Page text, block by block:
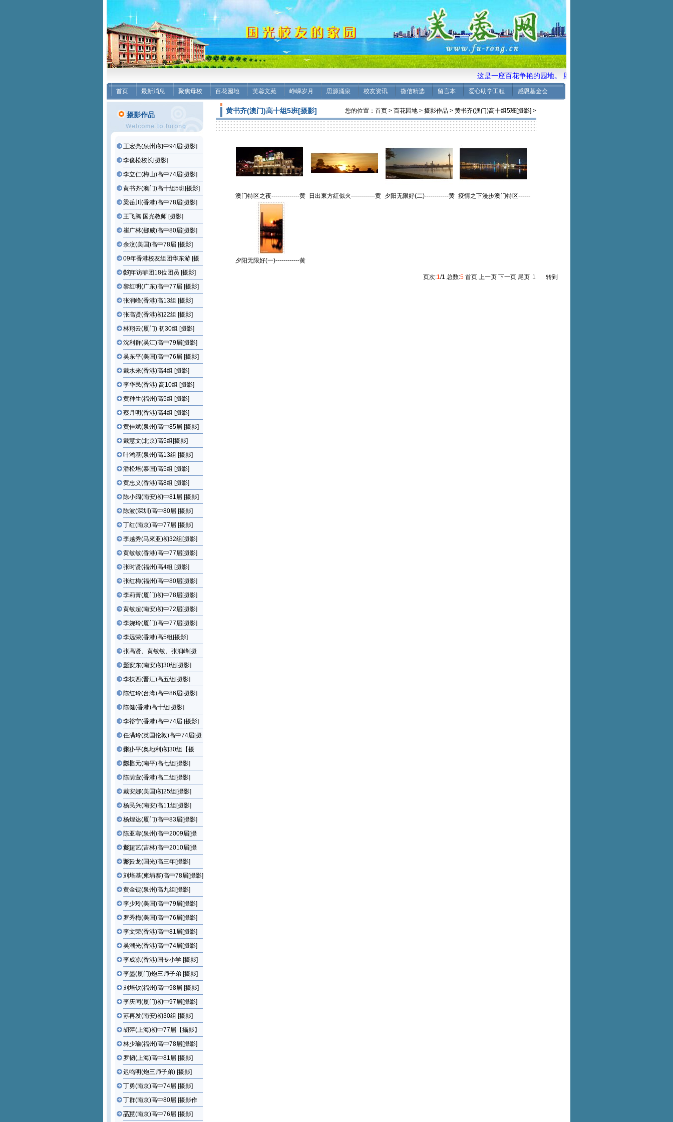
这是一座百花争艳的园地。 愿校友们共同来耕耘培土、施
首页 最新消息 聚焦母校 百花园地 芙蓉文苑 峥嵘岁月 思源涌泉 校友资讯 微信精选 留言本 爱心助学工程 感恩基金会
摄影作品
王宏亮(泉州)初中94届[摄影]
李俊松校长[摄影]
李立仁(梅山)高中74届[摄影]
黄书齐(澳门)高十组5班[摄影]
梁岳川(香港)高中78届[摄影]
王飞腾 国光教师 [摄影]
崔广林(挪威)高中80届[摄影]
余汶(美国)高中78届 [摄影]
09年香港校友组团华东游 [摄
影]
07年访菲团18位团员 [摄影]
黎红明(广东)高中77届 [摄影]
张润峰(香港)高13组 [摄影]
张高贤(香港)初22组 [摄影]
林翔云(厦门) 初30组 [摄影]
沈利群(吴江)高中79届[摄影]
吴东平(美国)高中76届 [摄影]
戴水来(香港)高4组 [摄影]
李华民(香港) 高10组 [摄影]
黄种生(福州)高5组 [摄影]
蔡月明(香港)高4组 [摄影]
黄佳斌(泉州)高中85届 [摄影]
戴慧文(北京)高5组[摄影]
叶鸿基(泉州)高13组 [摄影]
潘松培(泰国)高5组 [摄影]
黄忠义(香港)高8组 [摄影]
陈小阔(南安)初中81届 [摄影]
陈波(深圳)高中80届 [摄影]
丁红(南京)高中77届 [摄影]
李越秀(马來亚)初32组[摄影]
黄敏敏(香港)高中77届[摄影]
张时贤(福州)高4组 [摄影]
张红梅(福州)高中80届[摄影]
李莉菁(厦门)初中78届[摄影]
黄敏超(南安)初中72届[摄影]
李婉玲(厦门)高中77届[摄影]
李远荣(香港)高5组[摄影]
张高贤、黄敏敏、张润峰[摄
影]
王安东(南安)初30组[摄影]
李扶西(晋江)高五组[摄影]
陈红玲(台湾)高中86届[摄影]
陈健(香港)高十组[摄影]
李裕宁(香港)高中74届 [摄影]
任满玲(英国伦敦)高中74届[摄
影]
张小平(奥地利)初30组【摄
影】
陈培元(南平)高七组[攝影]
陈荫萱(香港)高二组[攝影]
戴安娜(美国)初25组[攝影]
杨民兴(南安)高11组[摄影]
杨煌达(厦门)高中83届[攝影]
陈亚蓉(泉州)高中2009届[攝
影]
黄超艺(吉林)高中2010届[攝
影]
谢云龙(国光)高三年[攝影]
刘培基(柬埔寨)高中78届[攝影]
黄金锭(泉州)高九组[攝影]
李少玲(美国)高中79届[攝影]
罗秀梅(美国)高中76届[攝影]
李文荣(香港)高中81届[摄影]
吴潮光(香港)高中74届[摄影]
李成凉(香港)国专小学 [摄影]
李墨(厦门)炮三师子弟 [摄影]
刘培钦(福州)高中98届 [摄影]
李庆同(厦门)初中97届[攝影]
苏再发(南安)初30组 [摄影]
胡萍(上海)初中77届【攝影】
林少瑜(福州)高中78届[攝影]
罗韧(上海)高中81届 [摄影]
迟鸣明(炮三师子弟) [摄影]
丁勇(南京)高中74届 [摄影]
丁群(南京)高中80届 [摄影作
品]
丁慧(南京)高中76届 [摄影]
黄书齐(澳门)高十组5班[摄影] 您的位置： 首页 > 百花园地 > 摄影作品 > 黄书齐(澳门)高十组5班[摄影] >
澳门特区之夜--------------黄
书齐(香港)高十组【摄影作
品】
日出東方紅似火------------黄 夕阳无限好(二)------------黄 疫情之下漫步澳门特区------
夕阳无限好(一)------------黄
页次:1/1 总数:5 首页 上一页 下一页 尾页 转到